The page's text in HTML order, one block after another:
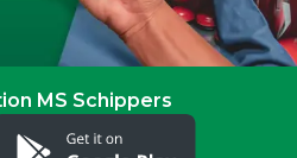
MS Schippers